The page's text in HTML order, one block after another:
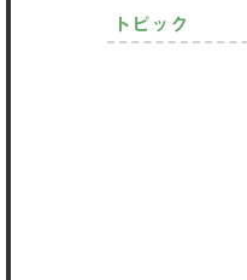
関東
トピック